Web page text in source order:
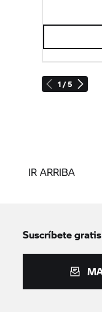
1 / 5
IR ARRIBA
Suscríbete